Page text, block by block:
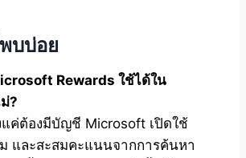
บบ่อย
Rewards ใช้ได้ใน
?
ค่ต้องมีบัญชี Microsoft เปิดใช้
และสะสมคะแนนจากการค้นหา